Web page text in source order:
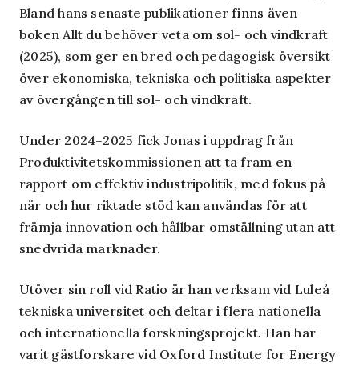
Bland hans senaste publikationer finns även
bokenAllt du behöver veta om sol- och vindkraft
(2025), som ger en bred och pedagogisk översikt
över ekonomiska, tekniska och politiska aspekter
av övergången till sol- och vindkraft.
Under 2024–2025 fick Jonas i uppdrag från
Produktivitetskommissionen att ta fram en
rapport om effektiv industripolitik, med fokus på
när och hur riktade stöd kan användas för att
främja innovation och hållbar omställning utan att
snedvrida marknader.
Utöver sin roll vid Ratio är han verksam vid Luleå
tekniska universitet och deltar i flera nationella
och internationella forskningsprojekt. Han har
varit gästforskare vid Oxford Institute for Energy